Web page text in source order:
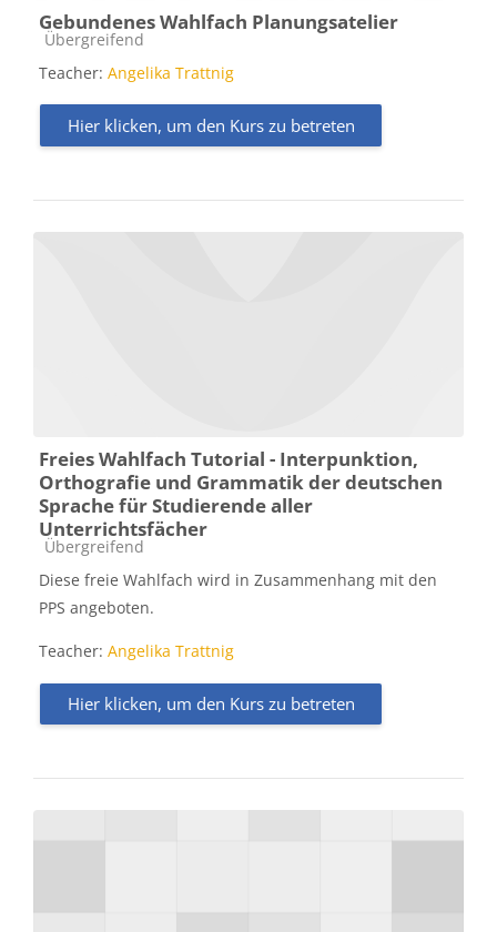
Gebundenes Wahlfach Planungsatelier
Kursbereich
Übergreifend
Teacher: Angelika Trattnig
Hier klicken, um den Kurs zu betreten
Freies Wahlfach Tutorial - Interpunktion,
Orthografie und Grammatik der deutschen
Sprache für Studierende aller
Unterrichtsfächer
Kursbereich
Übergreifend
Diese freie Wahlfach wird in Zusammenhang mit den
PPS angeboten.
Teacher: Angelika Trattnig
Hier klicken, um den Kurs zu betreten